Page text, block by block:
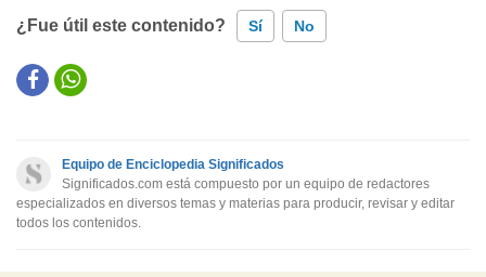
¿Fue útil este contenido? Sí No
Este contenido contiene información incorrecta
Otro
Equipo de Enciclopedia Significados
Significados.com está compuesto por un equipo de redactores
especializados en diversos temas y materias para producir, revisar y editar
todos los contenidos.